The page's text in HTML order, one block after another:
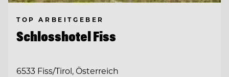
TOP ARBEITGEBER
Schlosshotel Fiss
6533 Fiss/Tirol, Österreich